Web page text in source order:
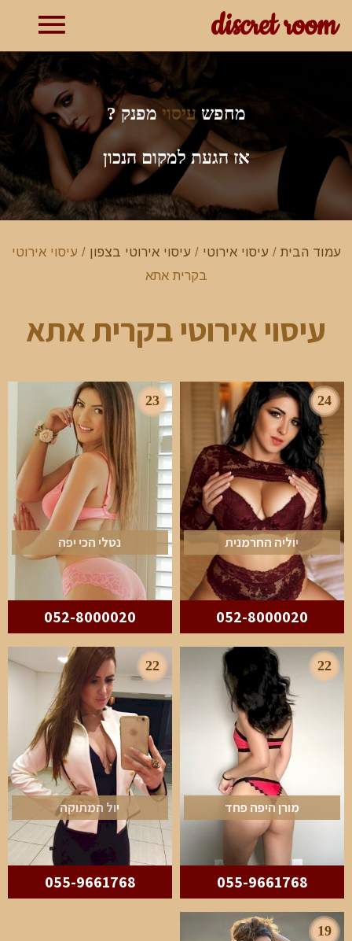
discret room
מחפש עיסוי מפנק ?
אז הגעת למקום הנכון
עמוד הבית / עיסוי אירוטי / עיסוי אירוטי בצפון / עיסוי אירוטי
בקרית אתא
עיסוי אירוטי בקרית אתא
24
יוליה החרמנית
052-8000020
23
נטלי הכי יפה
052-8000020
22
מורן היפה פחד
055-9661768
22
יול המתוקה
055-9661768
19